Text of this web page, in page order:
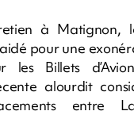
à Matignon,
pour une
les Billets
alourdit
entre